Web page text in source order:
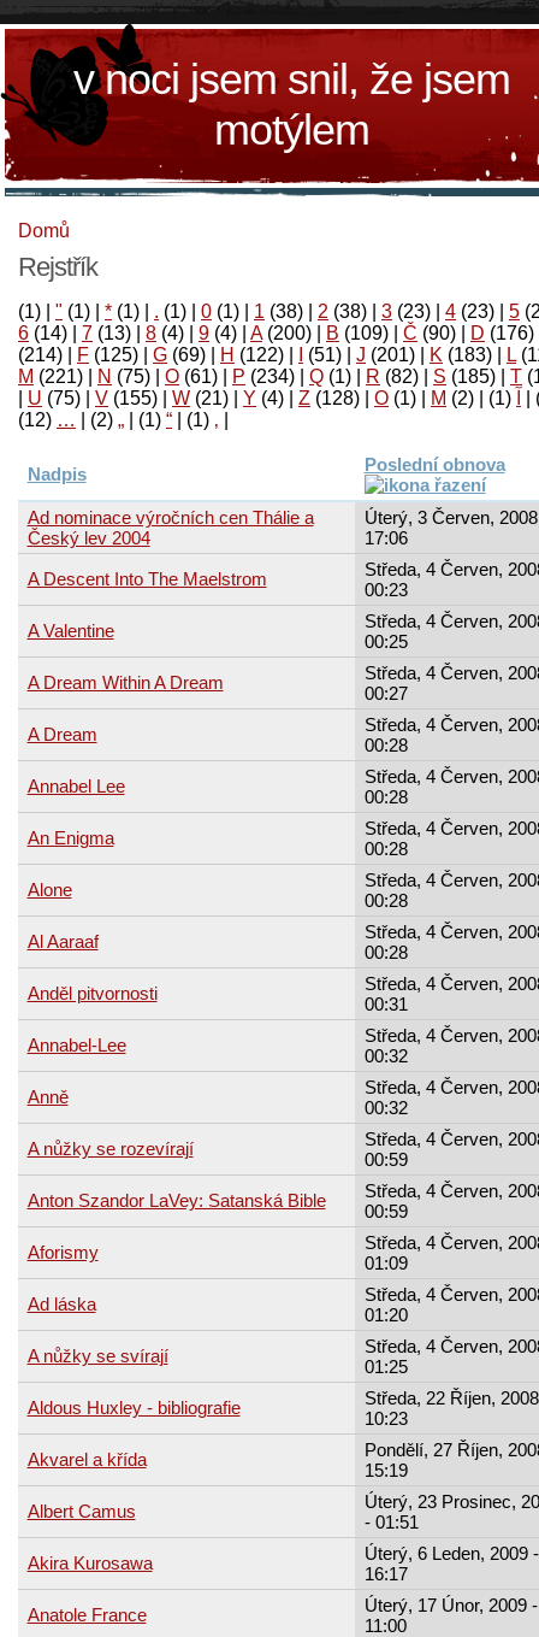
v noci jsem snil, že jsem
motýlem
Domů
Rejstřík
(1) " (1) * (1) . (1) 0 (1) 1 (38) 2 (38) 3 (23) 4 (23) 5
6 (14) 7 (13) 8 (4) 9 (4) A(200) B (109) Č (90) D (176)
(214)
F (125) G (69) H (122) (51) J (201) K (183) L
M (221) N (75) O (61) P (234) Q (1) R (82) S (185) T
U (75) V (155) W (21) Y (4) Z (128) Ο (1) М (2)
(1)
‚
(1)
“
(1)
„
(2)
…
(12)
Nadpis Poslední obnova
Ad nominace výročních cen Thálie a
Český lev 2004
Úterý, 3 Červen,
17:06
A Descent Into The Maelstrom
Středa, 4 Červen,
00:23
A Valentine
Středa, 4 Červen,
00:25
A Dream Within A Dream
Středa, 4 Červen,
00:27
A Dream
Středa, 4 Červen,
00:28
Annabel Lee
Středa, 4 Červen,
00:28
An Enigma
Středa, 4 Červen,
00:28
Alone
Středa, 4 Červen,
00:28
Al Aaraaf
Středa, 4 Červen,
00:28
Anděl pitvornosti
Středa, 4 Červen,
00:31
Annabel-Lee
Středa, 4 Červen,
00:32
Anně
Středa, 4 Červen,
00:32
A nůžky se rozevírají
Středa, 4 Červen,
00:59
Anton Szandor LaVey: Satanská Bible
Středa, 4 Červen,
00:59
Aforismy
Středa, 4 Červen,
01:09
Ad láska
Středa, 4 Červen,
01:20
A nůžky se svírají
Středa, 4 Červen,
01:25
Aldous Huxley - bibliografie
Středa, 22 Říjen,
10:23
Akvarel a křída
Pondělí, 27 Říjen,
15:19
Albert Camus
Úterý, 23 Prosinec,
- 01:51
Akira Kurosawa
Úterý, 6 Leden, 2009 -
16:17
Anatole France
Úterý, 17 Únor, 2009 -
11:00